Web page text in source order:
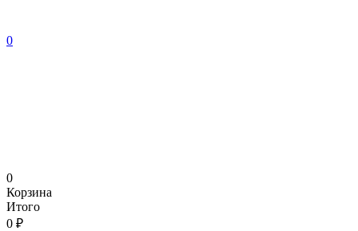
0
0
Корзина
Итого
0 ₽